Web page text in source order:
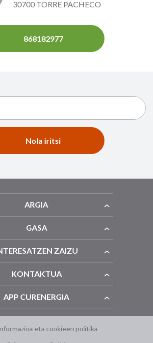
30700 TORRE PACHECO
868182977
Nola iritsi
ARGIA
GASA
ZAIZU
KONTAKTUA
APP CURENERGIA
eta cookieen politika